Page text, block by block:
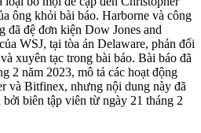
ông khỏi bài báo. Harborne và công
đã đệ đơn kiện Dow Jones and
WSJ, tại tòa án Delaware, phản đối
xuyên tạc trong bài báo. Bài báo đã
2 năm 2023, mô tả các hoạt động
và Bitfinex, nhưng nội dung này đã
biên tập viên từ ngày 21 tháng 2